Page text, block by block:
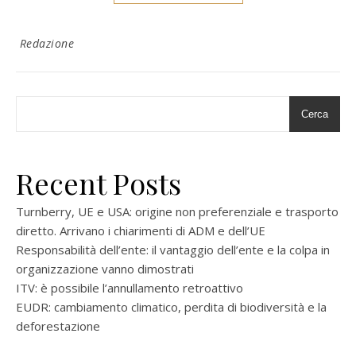
Redazione
Cerca
Recent Posts
Turnberry, UE e USA: origine non preferenziale e trasporto
diretto. Arrivano i chiarimenti di ADM e dell’UE
Responsabilità dell’ente: il vantaggio dell’ente e la colpa in
organizzazione vanno dimostrati
ITV: è possibile l’annullamento retroattivo
EUDR: cambiamento climatico, perdita di biodiversità e la
deforestazione